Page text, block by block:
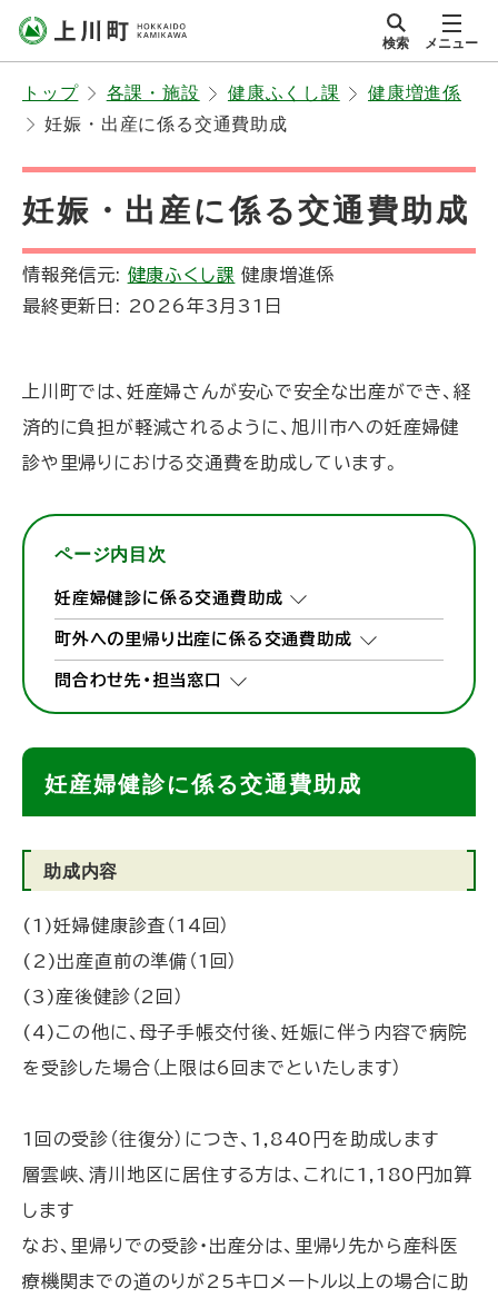
北海道上川町
Hokkaido Kamikawa
Twon
サイト内
検索 メニュー
トップ 各課・施設 健康ふくし課
健康増進係
妊娠・出産に係る交通費助成
妊娠・出産に係る交通費助成
情報発信元: 健康ふくし課 健康増進係
最終更新日:
2026年3月31日
上川町では、妊産婦さんが安心で安全な出産ができ、経
済的に負担が軽減されるように、旭川市への妊産婦健
診や里帰りにおける交通費を助成しています。
ページ内目次
妊産婦健診に係る交通費助成
町外への里帰り出産に係る交通費助成
問合わせ先・担当窓口
妊産婦健診に係る交通費助成
助成内容
(1)妊婦健康診査（14回）
(2)出産直前の準備（1回）
(3)産後健診（2回）
(4)この他に、母子手帳交付後、妊娠に伴う内容で病院
を受診した場合（上限は6回までといたします）
1回の受診（往復分）につき、1,840円を助成します
層雲峡、清川地区に居住する方は、これに1,180円加算
します
なお、里帰りでの受診・出産分は、里帰り先から産科医
療機関までの道のりが25キロメートル以上の場合に助